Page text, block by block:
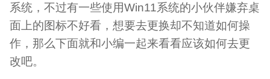
系统，不过有一些使用Win11系统的小伙伴嫌弃桌
面上的图标不好看，想要去更换却不知道如何操
作，那么下面就和小编一起来看看应该如何去更
改吧。